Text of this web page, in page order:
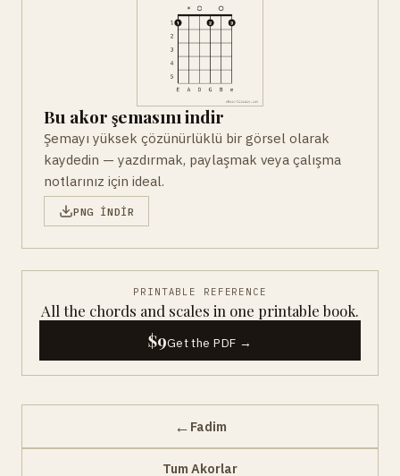
Bu akor şemasını indir
Şemayı yüksek çözünürlüklü bir görsel olarak
kaydedin — yazdırmak, paylaşmak veya çalışma
notlarınız için ideal.
PNG INDIR
PRINTABLE REFERENCE
All the chords and scales in one printable book.
$9Get the PDF →
← Fadim
Tum Akorlar